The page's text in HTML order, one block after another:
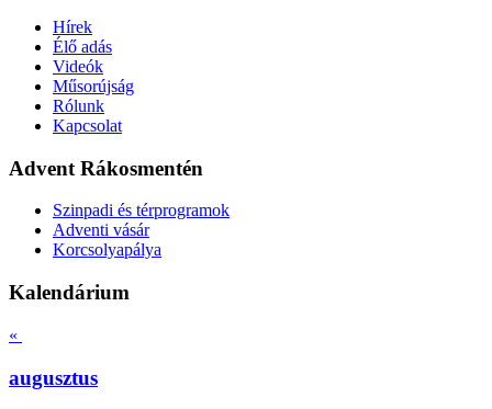
Hírek
Élő adás
Videók
Műsorújság
Rólunk
Kapcsolat
Advent Rákosmentén
Szinpadi és térprogramok
Adventi vásár
Korcsolyapálya
Kalendárium
«
augusztus